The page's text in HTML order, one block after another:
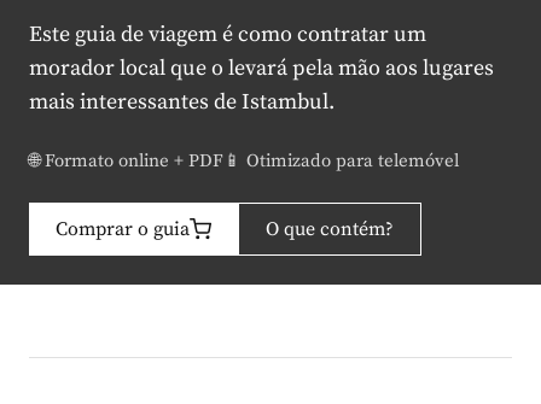
Este guia de viagem é como contratar um
morador local que o levará pela mão aos lugares
mais interessantes de Istambul.
🌐 Formato online + PDF 📱 Otimizado para telemóvel
Comprar o guia O que contém?